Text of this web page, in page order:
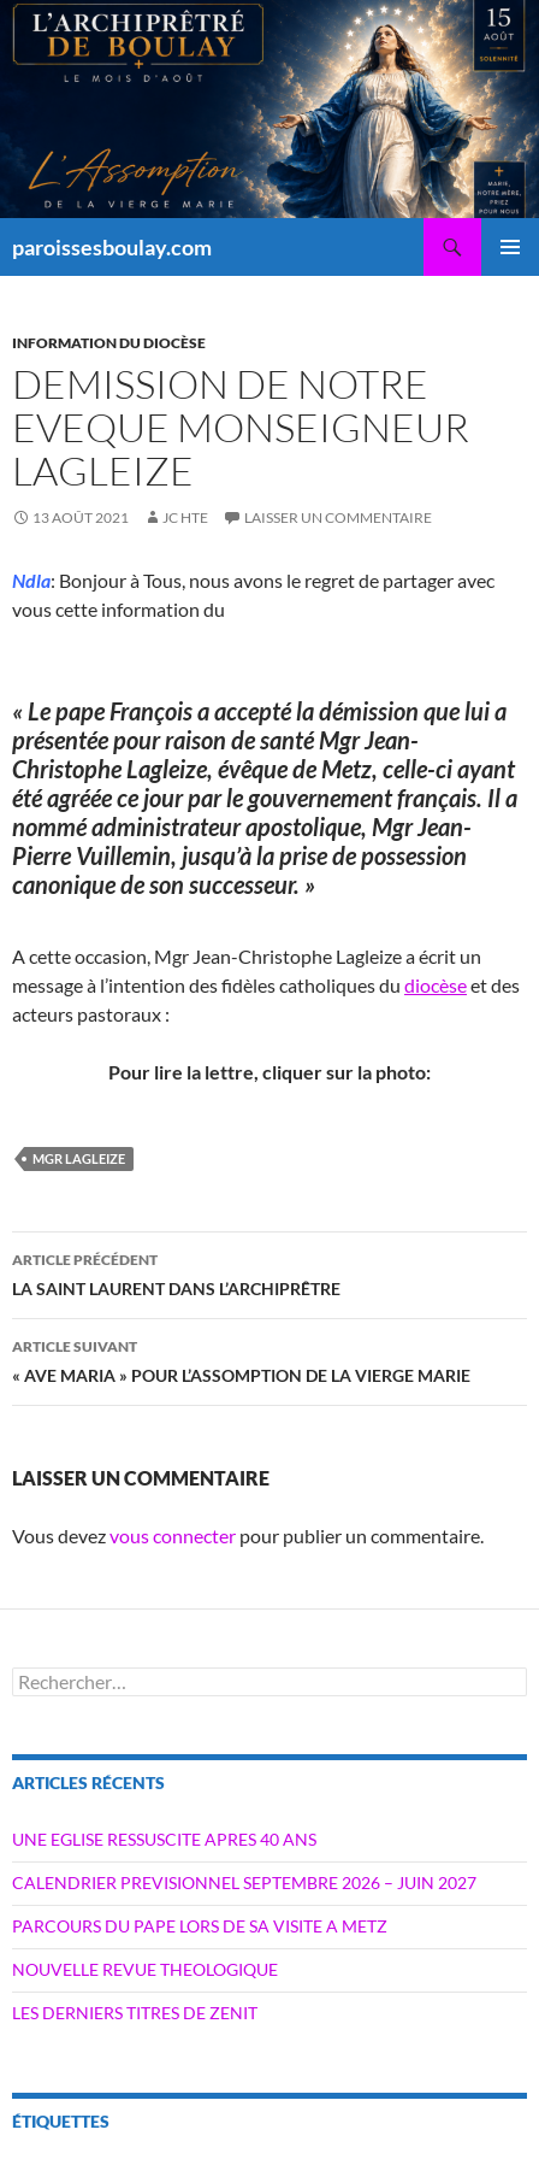
Aller
contenu
paroissesboulay.com
INFORMATION DU DIOCÈSE
DEMISSION DE NOTRE
EVEQUE MONSEIGNEUR
LAGLEIZE
13 AOÛT 2021 JC HTE LAISSER UN COMMENTAIRE
Ndla: Bonjour à Tous, nous avons le regret de partager avec
vous cette information du
« Le pape François a accepté la démission que lui a
présentée pour raison de santé Mgr Jean-
Christophe Lagleize, évêque de Metz, celle-ci ayant
été agréée ce jour par le gouvernement français. Il a
nommé administrateur apostolique, Mgr Jean-
Pierre Vuillemin, jusqu’à la prise de possession
canonique de son successeur. »
A cette occasion, Mgr Jean-Christophe Lagleize a écrit un
message à l’intention des fidèles catholiques du diocèseet des
acteurs pastoraux :
Pour lire la lettre, cliquer sur la photo:
MGR LAGLEIZE
Navigation
des
articles
ARTICLE PRÉCÉDENT
LA SAINT LAURENT DANS L’ARCHIPRÊTRE
ARTICLE SUIVANT
« AVE MARIA » POUR L’ASSOMPTION DE LA VIERGE MARIE
LAISSER UN COMMENTAIRE
Vous devezvous connecter pour publier un commentaire.
Rechercher :
ARTICLES RÉCENTS
UNE EGLISE RESSUSCITE APRES 40 ANS
CALENDRIER PREVISIONNEL SEPTEMBRE 2026 – JUIN 2027
PARCOURS DU PAPE LORS DE SA VISITE A METZ
NOUVELLE REVUE THEOLOGIQUE
LES DERNIERS TITRES DE ZENIT
ÉTIQUETTES